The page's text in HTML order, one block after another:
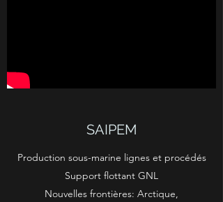
SAIPEM
Production sous-marine lignes et procédés
Support flottant GNL
Nouvelles frontières: Arctique,